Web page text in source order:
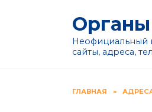
Органы
Неофициальный
сайты, адреса,
ГЛАВНАЯ »